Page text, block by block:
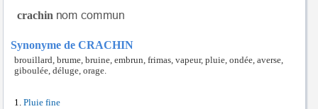
crachin
Synonyme de CRACHIN
brouillard, brume, bruine, embrun, frimas, vapeur, pluie, ondée, averse,
giboulée, déluge, orage.
Pluie fine